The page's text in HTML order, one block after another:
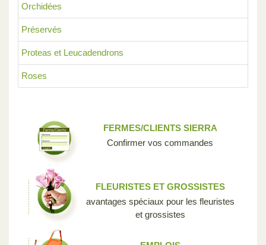
Orchidées
Préservés
Proteas et Leucadendrons
Roses
FERMES/CLIENTS SIERRA
Confirmer vos commandes
FLEURISTES ET GROSSISTES
avantages spéciaux pour les fleuristes
et grossistes